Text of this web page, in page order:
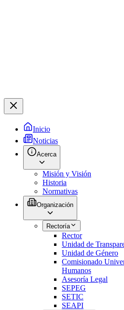
Inicio
Noticias
Acerca
Misión y Visión
Historia
Normativas
Organización
Rectoría
Rector
Unidad de
Unidad de Género
Comisionado
Humanos
Asesoría Legal
SEPEG
SETIC
SEAPI